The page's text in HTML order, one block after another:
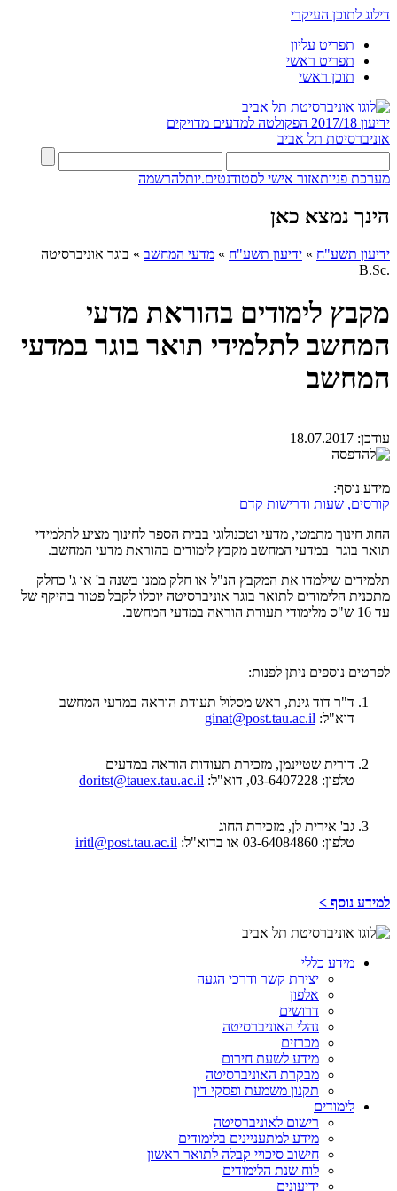
דילוג לתוכן העיקרי
תפריט עליון
תפריט ראשי
תוכן ראשי
ידיעון 2017/18
הפקולטה למדעים מדויקים
אוניברסיטת תל אביב
מערכת פניותאזור אישי לסטודנטים.יותלהרשמה
הינך נמצא כאן
ידיעון תשע"ח » ידיעון תשע"ח » מדעי המחשב » בוגר אוניברסיטה
.B.Sc
מקבץ לימודים בהוראת מדעי
המחשב לתלמידי תואר בוגר במדעי
המחשב
עודכן: 18.07.2017
מידע נוסף:
קורסים, שעות ודרישות קדם
החוג חינוך מתמטי, מדעי וטכנולוגי בבית הספר לחינוך מציע לתלמידי
תואר בוגר במדעי המחשב מקבץ לימודים בהוראת מדעי המחשב.
תלמידים שילמדו את המקבץ הנ"ל או חלק ממנו בשנה ב' או ג' כחלק
מתכנית הלימודים לתואר בוגר אוניברסיטה יוכלו לקבל פטור בהיקף של
עד 16 ש"ס מלימודי תעודת הוראה במדעי המחשב.
לפרטים נוספים ניתן לפנות:
ד"ר דוד גינת, ראש מסלול תעודת הוראה במדעי המחשב
דוא"ל: ginat@post.tau.ac.il
דורית שטיינמן, מזכירת תעודות הוראה במדעים
טלפון: 03-6407228, דוא"ל:
doritst@tauex.tau.ac.il
גב' אירית לן, מזכירת החוג
טלפון: 03-64084860 או בדוא"ל:
iritl@post.tau.ac.il
למידע נוסף >
מידע כללי
יצירת קשר ודרכי הגעה
אלפון
דרושים
נהלי האוניברסיטה
מכרזים
מידע לשעת חירום
מבקרת האוניברסיטה
תקנון משמעת ופסקי דין
לימודים
רישום לאוניברסיטה
מידע למתעניינים בלימודים
חישוב סיכויי קבלה לתואר ראשון
לוח שנת הלימודים
ידיעונים